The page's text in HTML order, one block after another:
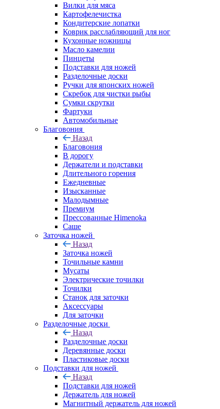
Вилки для мяса
Картофелечистка
Кондитерские лопатки
Коврик расслабляющий для ног
Кухонные ножницы
Масло камелии
Пинцеты
Подставки для ножей
Разделочные доски
Ручки для японских ножей
Скребок для чистки рыбы
Сумки скрутки
Фартуки
Автомобильные
Благовония
Назад
Благовония
В дорогу
Держатели и подставки
Длительного горения
Ежедневные
Изысканные
Малодымные
Премиум
Прессованные Himenoka
Саше
Заточка ножей
Назад
Заточка ножей
Точильные камни
Мусаты
Электрические точилки
Точилки
Станок для заточки
Аксессуары
Для заточки
Разделочные доски
Назад
Разделочные доски
Деревянные доски
Пластиковые доски
Подставки для ножей
Назад
Подставки для ножей
Держатель для ножей
Магнитный держатель для ножей